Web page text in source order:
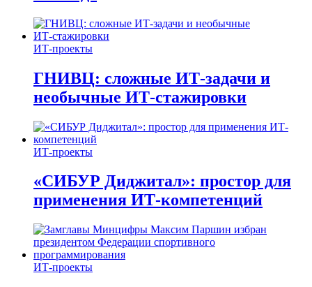
ИТ-проекты
ГНИВЦ: сложные ИТ‑задачи и
необычные ИТ‑стажировки
ИТ-проекты
«СИБУР Диджитал»: простор для
применения ИТ-компетенций
ИТ-проекты